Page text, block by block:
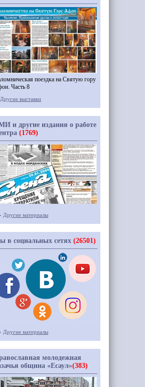
поездка на Святую гору
Часть 8
Другие выставки
и другие издания о работе
(1769)
Другие материалы
в социальных сетях (26501)
Другие материалы
молодежная
община «Есаул»(383)